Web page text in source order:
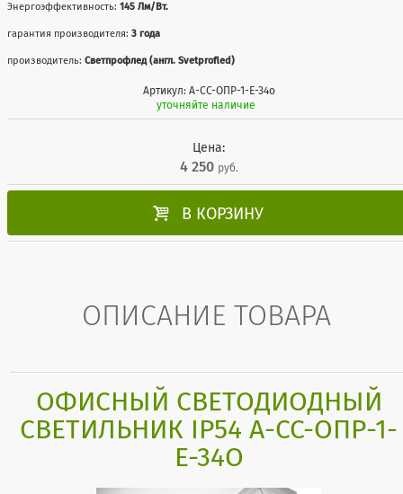
Энергоэффективность:145 Лм/Вт.
гарантия производителя:3 года
производитель:Светпрофлед (англ. Svetprofled)
Артикул: А-СС-ОПР-1-Е-34о
уточняйте наличие
Цена:
4 250 руб.
 В КОРЗИНУ
ОПИСАНИЕ ТОВАРА
ОФИСНЫЙ СВЕТОДИОДНЫЙ
СВЕТИЛЬНИК IP54 А-СС-ОПР-1-
Е-34О